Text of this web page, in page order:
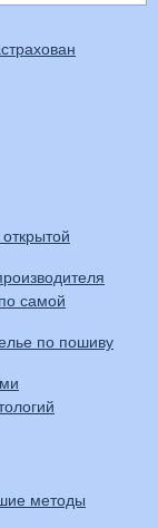
самой
по пошиву
методы